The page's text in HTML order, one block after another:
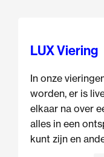
LUX Viering
In onze
worden, er is
elkaar na over
alles in een
kunt zijn en